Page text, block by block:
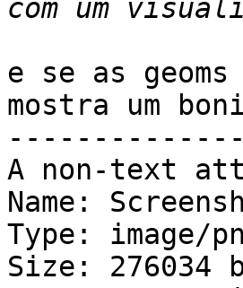
e se as
mostra um
A non-text
Name:
Type: image/
Size: 276034